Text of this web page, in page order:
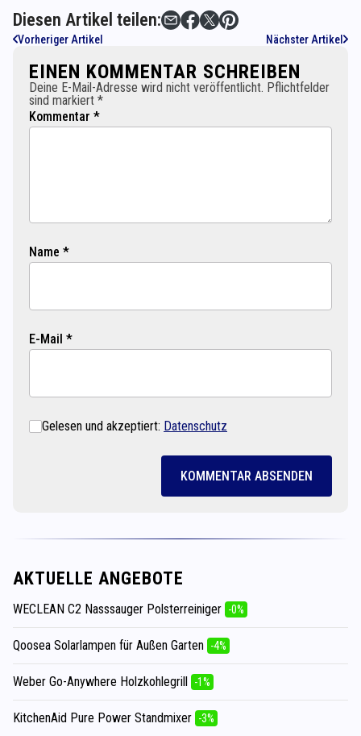
Diesen Artikel teilen:
Vorheriger Artikel Nächster Artikel
EINEN KOMMENTAR SCHREIBEN
Deine E-Mail-Adresse wird nicht veröffentlicht. Pflichtfelder
sind markiert *
Kommentar *
Name *
E-Mail *
Gelesen und akzeptiert: Datenschutz
KOMMENTAR ABSENDEN
AKTUELLE ANGEBOTE
WECLEAN C2 Nasssauger Polsterreiniger -0%
Qoosea Solarlampen für Außen Garten -4%
Weber Go-Anywhere Holzkohlegrill -1%
KitchenAid Pure Power Standmixer -3%